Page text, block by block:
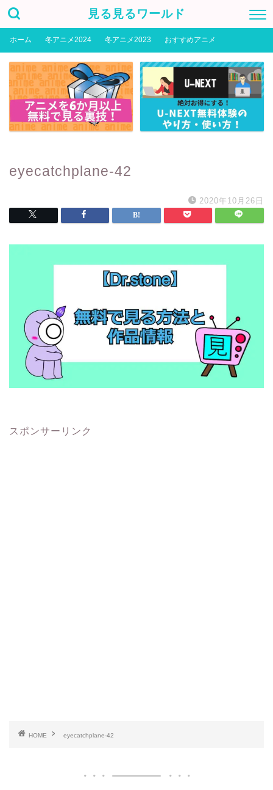
見る見るワールド
ホーム 冬アニメ2024 冬アニメ2023 おすすめアニメ
eyecatchplane-42
2020年10月26日
スポンサーリンク
HOME eyecatchplane-42